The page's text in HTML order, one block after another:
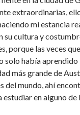
extraordinarias,
mi estancia
su cultura y
porque las veces
solo había
más grande de
del mundo, ahí
en alguno de